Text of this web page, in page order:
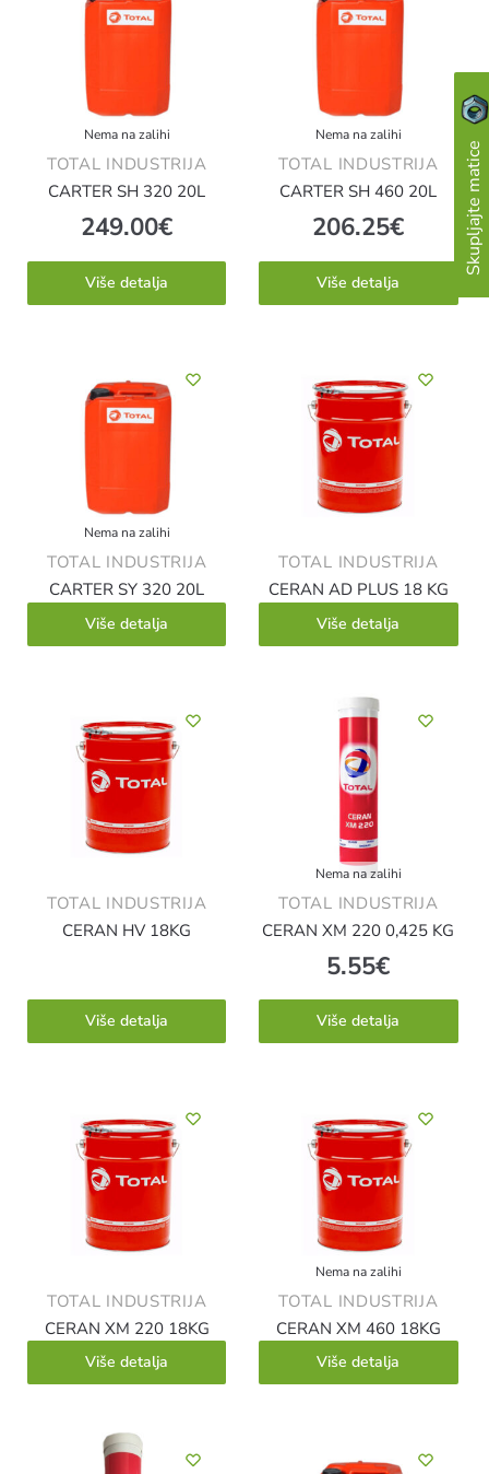
Nema na zalihi
TOTAL INDUSTRIJA
CARTER SH 320 20L
249.00€
Više detalja
Nema na zalihi
TOTAL INDUSTRIJA
CARTER SH 460 20L
206.25€
Više detalja
Nema na zalihi
TOTAL INDUSTRIJA
CARTER SY 320 20L
Više detalja
TOTAL INDUSTRIJA
CERAN AD PLUS 18 KG
Više detalja
TOTAL INDUSTRIJA
CERAN HV 18KG
Više detalja
Nema na zalihi
TOTAL INDUSTRIJA
CERAN XM 220 0,425 KG
5.55€
Više detalja
TOTAL INDUSTRIJA
CERAN XM 220 18KG
Više detalja
Nema na zalihi
TOTAL INDUSTRIJA
CERAN XM 460 18KG
Više detalja
Skupljajte matice